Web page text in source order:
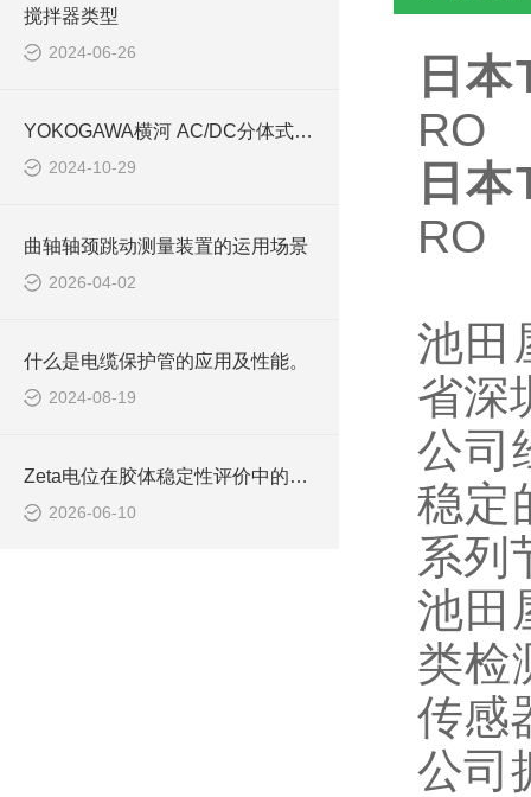
搅拌器类型
2024-06-26
YOKOGAWA横河 AC/DC分体式电流传感器“CT1000S”
2024-10-29
曲轴轴颈跳动测量装置的运用场景
2026-04-02
什么是电缆保护管的应用及性能。
2024-08-19
Zeta电位在胶体稳定性评价中的重要意义与测量方法
2026-06-10
日
RO
日
RO
池田
省深
公司
稳定
系列
池田
类检
传感
公司